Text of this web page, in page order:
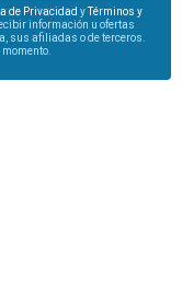
de Privacidad yTérminos y
información u ofertas
sus afiliadas o de terceros.